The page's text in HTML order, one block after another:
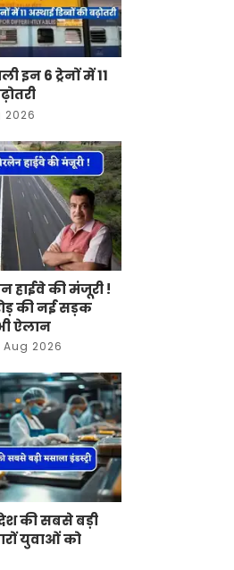
इन 6 ट्रेनों में 11
2026
हाईवे की मंजूरी !
की नई सड़क
ऐलान
Aug 2026
देश की सबसे बड़ी
युवाओं को